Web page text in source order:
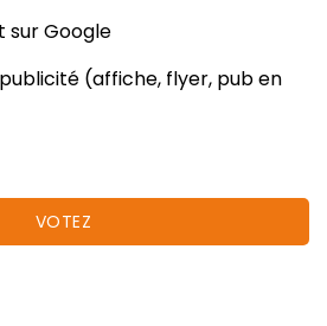
sur Google
(affiche, flyer, pub en
VOTEZ